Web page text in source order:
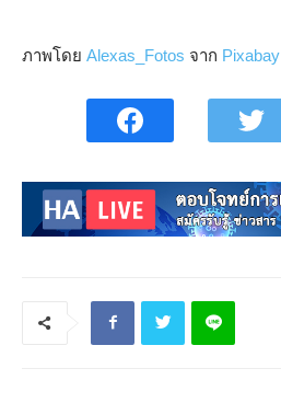
ภาพโดย Alexas_Fotos จาก Pixabay